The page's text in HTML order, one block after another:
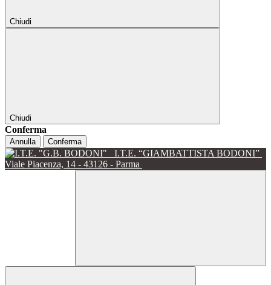
Chiudi
Chiudi
Conferma
Annulla Conferma
I.T.E. “GIAMBATTISTA BODONI”
Viale Piacenza, 14 - 43126 - Parma